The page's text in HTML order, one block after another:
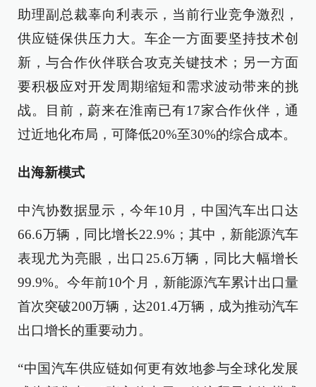
助理副总裁辜向利表示，当前行业竞争激烈，
供应链保供压力大。车企一方面要坚持技术创
新，与合作伙伴联合攻克关键技术；另一方面
要积极应对开发周期缩短和需求波动带来的挑
战。目前，蔚来在淮南已有17家合作伙伴，通
过近地化布局，可降低20%至30%的综合成本。
出海新模式
中汽协数据显示，今年10月，中国汽车出口达
66.6万辆，同比增长22.9%；其中，新能源汽车
表现尤为亮眼，出口25.6万辆，同比大幅增长
99.9%。今年前10个月，新能源汽车累计出口量
首次突破200万辆，达201.4万辆，成为推动汽车
出口增长的重要动力。
“中国汽车供应链如何更有效地参与全球化发展